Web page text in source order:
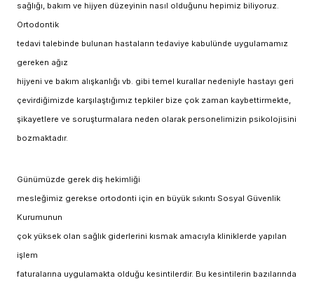
sağlığı, bakım ve hijyen düzeyinin nasıl olduğunu hepimiz biliyoruz.
Ortodontik
tedavi talebinde bulunan hastaların tedaviye kabulünde uygulamamız
gereken ağız
hijyeni ve bakım alışkanlığı vb. gibi temel kurallar nedeniyle hastayı geri
çevirdiğimizde karşılaştığımız tepkiler bize çok zaman kaybettirmekte,
şikayetlere ve soruşturmalara neden olarak personelimizin psikolojisini
bozmaktadır.
Günümüzde gerek diş hekimliği
mesleğimiz gerekse ortodonti için en büyük sıkıntı Sosyal Güvenlik
Kurumunun
çok yüksek olan sağlık giderlerini kısmak amacıyla kliniklerde yapılan
işlem
faturalarına uygulamakta olduğu kesintilerdir. Bu kesintilerin bazılarında